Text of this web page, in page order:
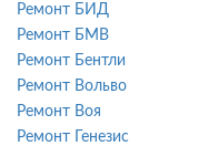
Ремонт БИД
Ремонт БМВ
Ремонт Бентли
Ремонт Вольво
Ремонт Воя
Ремонт Генезис